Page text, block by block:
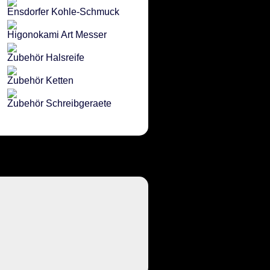
Ensdorfer Kohle-Schmuck
Higonokami Art Messer
Zubehör Halsreife
Zubehör Ketten
Zubehör Schreibgeraete